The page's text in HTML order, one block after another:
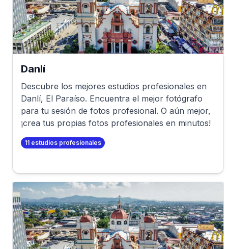
Danlí
Descubre los mejores estudios profesionales en
Danlí, El Paraíso. Encuentra el mejor fotógrafo
para tu sesión de fotos profesional. O aún mejor,
¡crea tus propias fotos profesionales en minutos!
11 estudios profesionales